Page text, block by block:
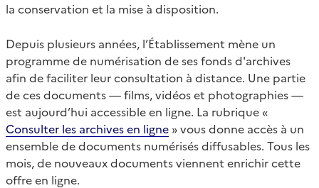
la conservation et la mise à disposition.
Depuis plusieurs années, l’Établissement mène un
programme de numérisation de ses fonds d'archives
afin de faciliter leur consultation à distance. Une partie
de ces documents — films, vidéos et photographies —
est aujourd’hui accessible en ligne. La rubrique «
Consulter les archives en ligne » vous donne accès à un
ensemble de documents numérisés diffusables. Tous les
mois, de nouveaux documents viennent enrichir cette
offre en ligne.